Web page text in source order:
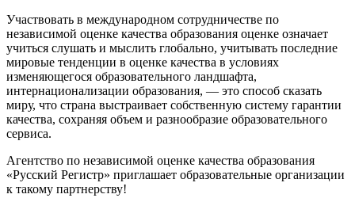
Участвовать в международном сотрудничестве по
независимой оценке качества образования оценке означает
учиться слушать и мыслить глобально, учитывать последние
мировые тенденции в оценке качества в условиях
изменяющегося образовательного ландшафта,
интернационализации образования, — это способ сказать
миру, что страна выстраивает собственную систему гарантии
качества, сохраняя объем и разнообразие образовательного
сервиса.
Агентство по независимой оценке качества образования
«Русский Регистр» приглашает образовательные организации
к такому партнерству!